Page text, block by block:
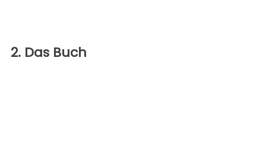
2. Das Buch